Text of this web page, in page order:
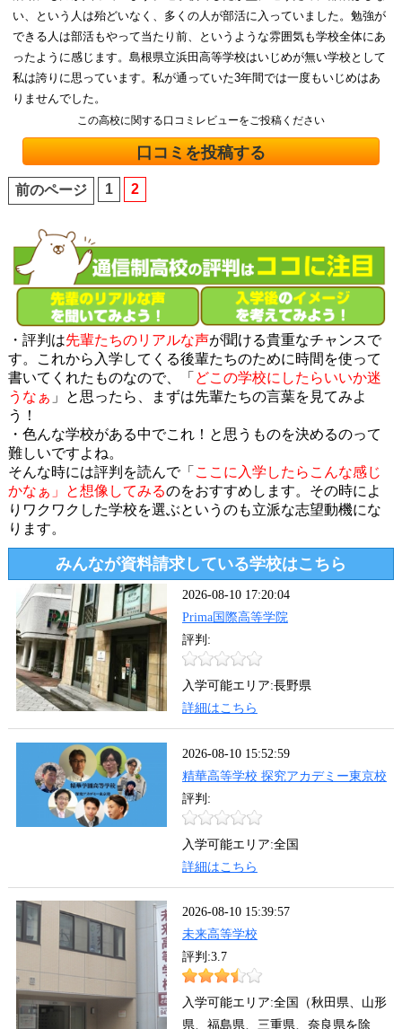
い、という人は殆どいなく、多くの人が部活に入っていました。勉強が
できる人は部活もやって当たり前、というような雰囲気も学校全体にあ
ったように感じます。島根県立浜田高等学校はいじめが無い学校として
私は誇りに思っています。私が通っていた3年間では一度もいじめはあ
りませんでした。
この高校に関する口コミレビューをご投稿ください
口コミを投稿する
前のページ 1 2
・評判は先輩たちのリアルな声が聞ける貴重なチャンスで
す。これから入学してくる後輩たちのために時間を使って
書いてくれたものなので、「 どこの学校にしたらいいか迷
うなぁ 」と思ったら、まずは先輩たちの言葉を見てみよ
う！
・色んな学校がある中でこれ！と思うものを決めるのって
難しいですよね。
そんな時には評判を読んで「 ここに入学したらこんな感じ
かなぁ」と想像してみるのをおすすめします。その時によ
りワクワクした学校を選ぶというのも立派な志望動機にな
ります。
みんなが資料請求している学校はこちら